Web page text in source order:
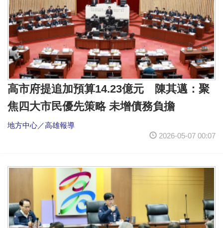
高市府提追加預算14.23億元 陳其邁：聚
焦四大市民優先策略 未增債務負擔
地方中心／高雄報導
2026-05-07 00:07